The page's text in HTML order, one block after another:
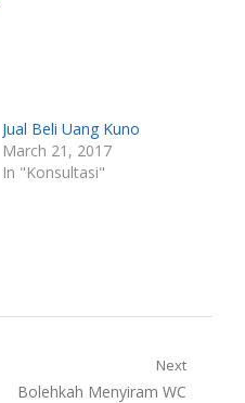
Jual Beli Uang Kuno
March 21, 2017
In "Konsultasi"
Next
Next
Bolehkah Menyiram WC